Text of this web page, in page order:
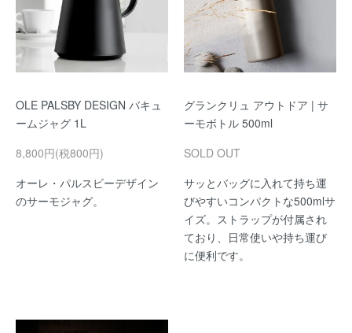
OLE PALSBY DESIGN バキュ
ームジャグ 1L
8,800円(税800円)
オーレ・パルスビーデザイン
のサーモジャグ。
グランクリュ アウトドア | サ
ーモボトル 500ml
SOLD OUT
サッとバッグに入れて持ち運
びやすいコンパクトな500mlサ
イズ。ストラップが付属され
ており、日常使いや持ち運び
に便利です。